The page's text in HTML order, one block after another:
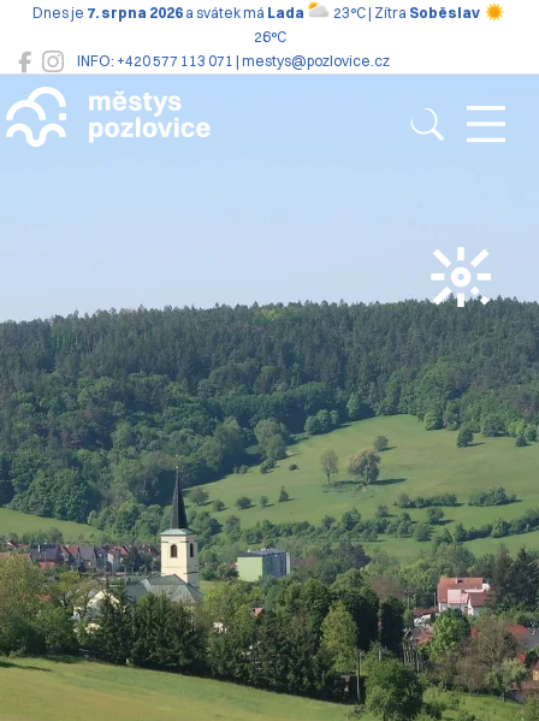
INFO: +420 577 113 071 | mestys@pozlovice.cz
Dnes je 7. srpna 2026 a svátek má Lada 23°C | Zítra Soběslav
26°C
Pozlovice